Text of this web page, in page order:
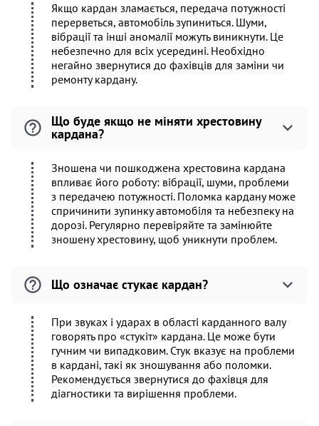
Якщо кардан зламається, передача потужності
перерветься, автомобіль зупиниться. Шуми,
вібрації та інші аномалії можуть виникнути. Це
небезпечно для всіх усередині. Необхідно
негайно звернутися до фахівців для заміни чи
ремонту кардану.
Що буде якщо не міняти хрестовину
кардана?
Зношена чи пошкоджена хрестовина кардана
впливає його роботу: вібрації, шуми, проблеми
з передачею потужності. Поломка кардану може
спричинити зупинку автомобіля та небезпеку на
дорозі. Регулярно перевіряйте та замінюйте
зношену хрестовину, щоб уникнути проблем.
Що означає стукає кардан?
При звуках і ударах в області карданного валу
говорять про «стукіт» кардана. Це може бути
гучним чи випадковим. Стук вказує на проблеми
в кардані, такі як зношування або поломки.
Рекомендується звернутися до фахівця для
діагностики та вирішення проблеми.